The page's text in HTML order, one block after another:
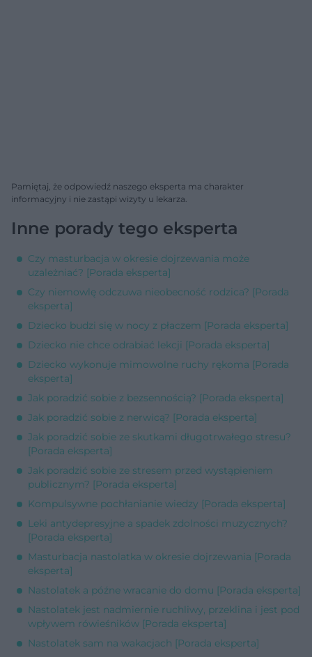
Pamiętaj, że odpowiedź naszego eksperta ma charakter
informacyjny i nie zastąpi wizyty u lekarza.
Inne porady tego eksperta
Czy masturbacja w okresie dojrzewania może
uzależniać? [Porada eksperta]
Czy niemowlę odczuwa nieobecność rodzica? [Porada
eksperta]
Dziecko budzi się w nocy z płaczem [Porada eksperta]
Dziecko nie chce odrabiać lekcji [Porada eksperta]
Dziecko wykonuje mimowolne ruchy rękoma [Porada
eksperta]
Jak poradzić sobie z bezsennością? [Porada eksperta]
Jak poradzić sobie z nerwicą? [Porada eksperta]
Jak poradzić sobie ze skutkami długotrwałego stresu?
[Porada eksperta]
Jak poradzić sobie ze stresem przed wystąpieniem
publicznym? [Porada eksperta]
Kompulsywne pochłanianie wiedzy [Porada eksperta]
Leki antydepresyjne a spadek zdolności muzycznych?
[Porada eksperta]
Masturbacja nastolatka w okresie dojrzewania [Porada
eksperta]
Nastolatek a późne wracanie do domu [Porada eksperta]
Nastolatek jest nadmiernie ruchliwy, przeklina i jest pod
wpływem rówieśników [Porada eksperta]
Nastolatek sam na wakacjach [Porada eksperta]